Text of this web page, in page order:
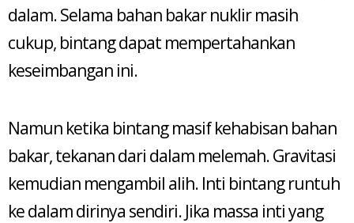
dalam. Selama bahan bakar nuklir masih
cukup, bintang dapat mempertahankan
keseimbangan ini.
Namun ketika bintang masif kehabisan bahan
bakar, tekanan dari dalam melemah. Gravitasi
kemudian mengambil alih. Inti bintang runtuh
ke dalam dirinya sendiri. Jika massa inti yang